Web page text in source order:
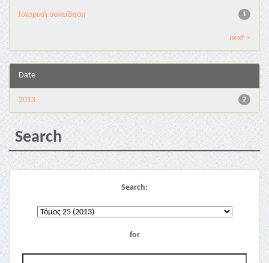
1
Ιστορική συνείδηση
next >
Date
2
2013
Search
Search:
for